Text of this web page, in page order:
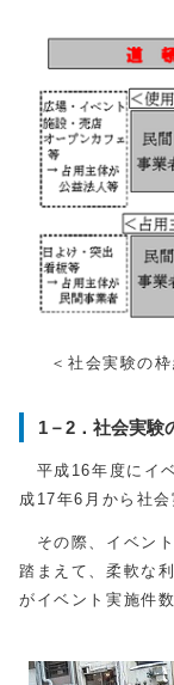
＜社会実験の
1－2．社会実験
平成16年度にイ
成17年6月から社会
その際、イベン
踏まえて、柔軟な
がイベント実施件